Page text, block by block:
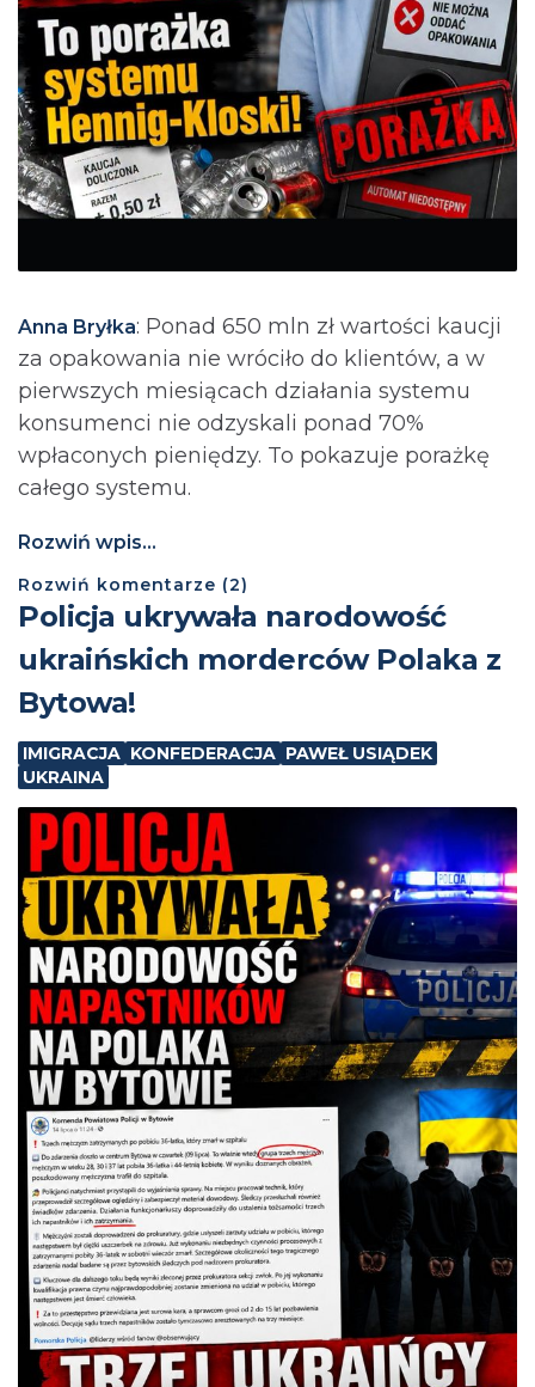
Anna Bryłka: Ponad 650 mln zł wartości kaucji
za opakowania nie wróciło do klientów, a w
pierwszych miesiącach działania systemu
konsumenci nie odzyskali ponad 70%
wpłaconych pieniędzy. To pokazuje porażkę
całego systemu.
Rozwiń wpis...
Rozwiń komentarze (2)
Policja ukrywała narodowość
ukraińskich morderców Polaka z
Bytowa!
IMIGRACJA KONFEDERACJA PAWEŁ USIĄDEK
UKRAINA